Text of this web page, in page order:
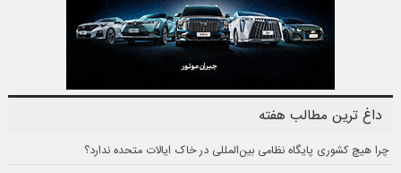
داغ ترین مطالب هفته
چرا هیچ کشوری پایگاه نظامی بین‌المللی در خاک ایالات متحده ندارد؟